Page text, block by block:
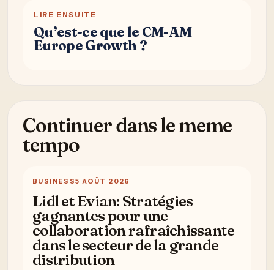
LIRE ENSUITE
Qu’est-ce que le CM-AM
Europe Growth ?
Continuer dans le meme
tempo
BUSINESS5 AOÛT 2026
Lidl et Evian: Stratégies
gagnantes pour une
collaboration rafraîchissante
dans le secteur de la grande
distribution